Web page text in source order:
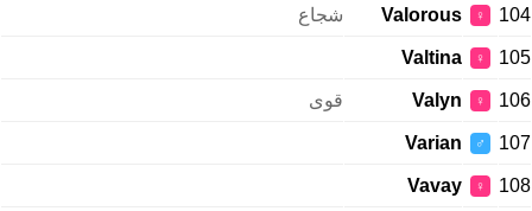
104
♀
Valorous شجاع
105
♀
Valtina
106
♀
Valyn قوی
107
♂
Varian
108
♀
Vavay